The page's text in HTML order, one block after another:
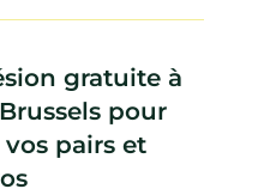
gratuite à
pour
pairs et